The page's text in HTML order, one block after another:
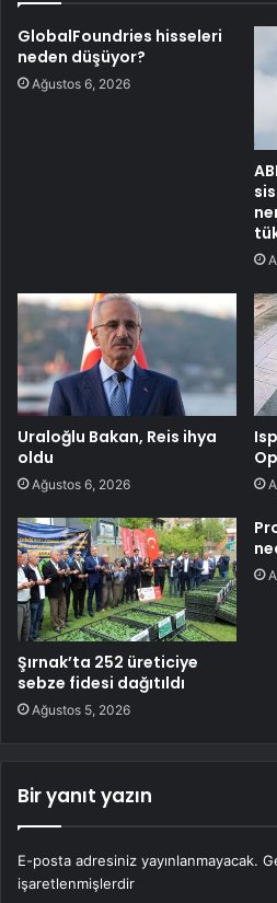
GlobalFoundries hisseleri
neden düşüyor?
Ağustos 6, 2026
Uraloğlu Bakan, Reis ihya
oldu
Ağustos 6, 2026
Şırnak’ta 252 üreticiye
sebze fidesi dağıtıldı
Ağustos 5, 2026
Bir yanıt yazın
E-posta adresiniz yayınlanmayacak.
işaretlenmişlerdir